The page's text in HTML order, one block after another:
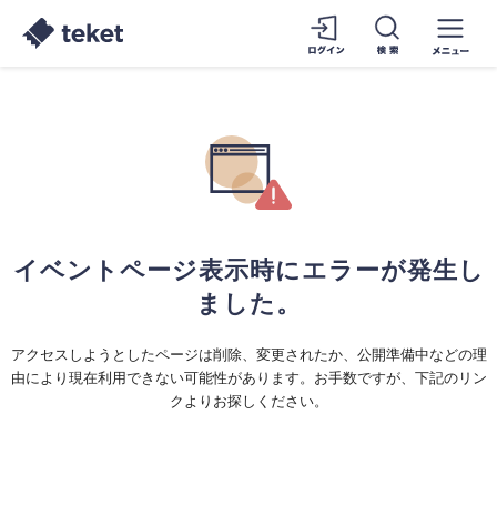
イベントページ表示時にエラーが発生し
ました。
アクセスしようとしたページは削除、変更されたか、公開準備中などの理
由により現在利用できない可能性があります。お手数ですが、下記のリン
クよりお探しください。